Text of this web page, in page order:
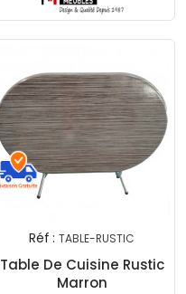
Réf : TABLE-RUSTIC
Table De Cuisine Rustic
Marron